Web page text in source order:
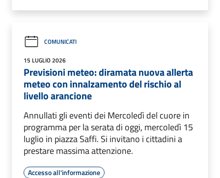
COMUNICATI
15 LUGLIO 2026
Previsioni meteo: diramata nuova allerta
meteo con innalzamento del rischio al
livello arancione
Annullati gli eventi dei Mercoledì del cuore in
programma per la serata di oggi, mercoledì 15
luglio in piazza Saffi. Si invitano i cittadini a
prestare massima attenzione.
Accesso all'informazione